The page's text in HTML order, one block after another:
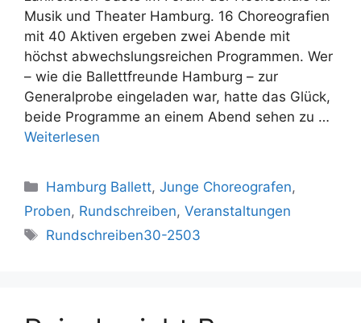
Musik und Theater Hamburg. 16 Choreografien
mit 40 Aktiven ergeben zwei Abende mit
höchst abwechslungsreichen Programmen. Wer
– wie die Ballettfreunde Hamburg – zur
Generalprobe eingeladen war, hatte das Glück,
beide Programme an einem Abend sehen zu …
Weiterlesen
Kategorien
Hamburg Ballett,Junge Choreografen,
Proben, Rundschreiben, Veranstaltungen
Schlagwörter
Rundschreiben30-2503